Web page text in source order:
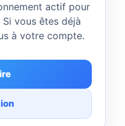
actif pour
vous êtes déjà
à votre compte.